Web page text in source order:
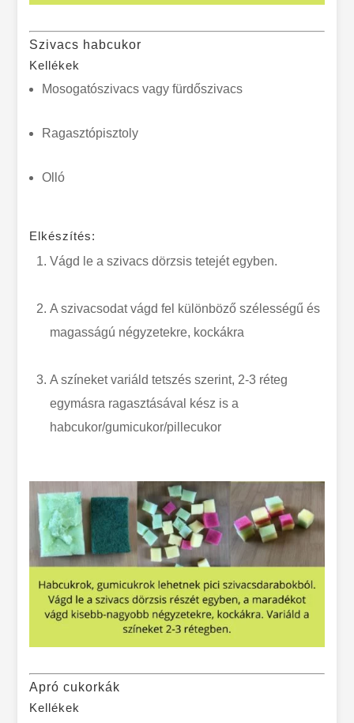
Szivacs habcukor
Kellékek
Mosogatószivacs vagy fürdőszivacs
Ragasztópisztoly
Olló
Elkészítés:
Vágd le a szivacs dörzsis tetejét egyben.
A szivacsodat vágd fel különböző szélességű és
magasságú négyzetekre, kockákra
A színeket variáld tetszés szerint, 2-3 réteg
egymásra ragasztásával kész is a
habcukor/gumicukor/pillecukor
Apró cukorkák
Kellékek